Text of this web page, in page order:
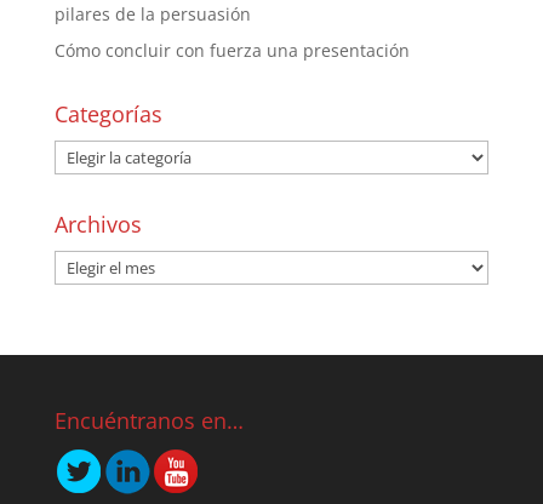
pilares de la persuasión
Cómo concluir con fuerza una presentación
Categorías
Archivos
Encuéntranos en…